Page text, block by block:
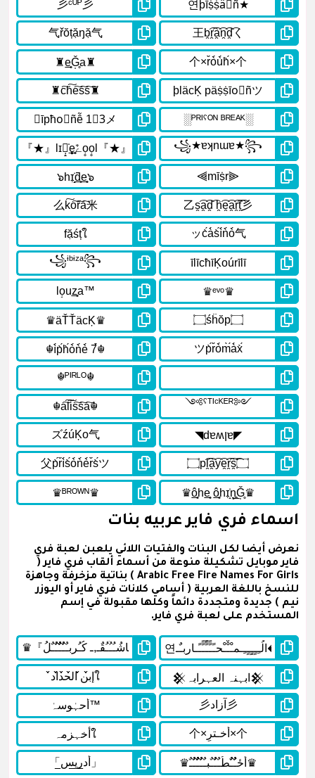
اسماء فري فاير عربيه بنات
نعرض أيضا لكل البنات والفتيات اللائي يلعبن لعبة فري
فاير موبايل تشكيلة منوعة من أسماء ألقاب فري فاير (
Arabic Free Fire Names For Girls ) بناتية مزخرفة وجاهزة
للنسخ باللغة العربية ( أسامي كلانات فري فاير أو اليوزر
نيم ) جديدة ومتجددة دائماً وكلها مقبولة في إسم
المستخدم على لعبة فري فاير.